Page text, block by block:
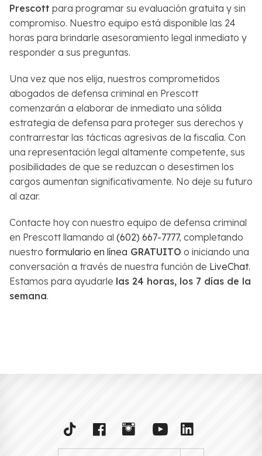
Prescott para programar su evaluación gratuita y sin
compromiso. Nuestro equipo está disponible las 24
horas para brindarle asesoramiento legal inmediato y
responder a sus preguntas.
Una vez que nos elija, nuestros comprometidos
abogados de defensa criminal en Prescott
comenzarán a elaborar de inmediato una sólida
estrategia de defensa para proteger sus derechos y
contrarrestar las tácticas agresivas de la fiscalía. Con
una representación legal altamente competente, sus
posibilidades de que se reduzcan o desestimen los
cargos aumentan significativamente. No deje su futuro
al azar.
Contacte hoy con nuestro equipo de defensa criminal
en Prescott llamando al (602) 667-7777, completando
nuestro formulario en línea GRATUITO o iniciando una
conversación a través de nuestra función de LiveChat.
Estamos para ayudarle las 24 horas, los 7 días de la
semana.